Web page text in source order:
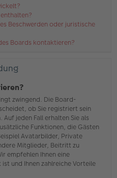
Beschwerden oder juristische
Boards kontaktieren?
zwingend. Die Board-
ob Sie registriert sein
jeden Fall erhalten Sie als
Funktionen, die Gästen
Avatarbilder, Private
Mitglieder, Beitritt zu
empfehlen Ihnen eine
und Ihnen zahlreiche Vorteile